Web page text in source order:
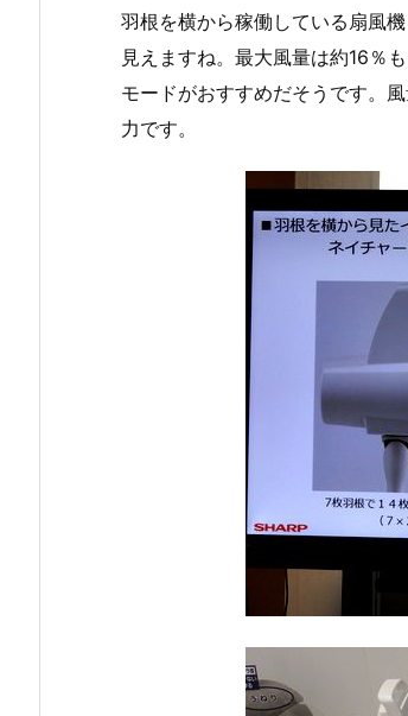
羽根を横から稼働している扇風
見えますね。最大風量は約16％
モードがおすすめだそうです。
力です。